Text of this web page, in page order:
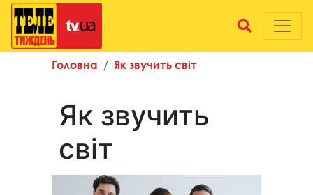
Головна Як звучить світ
Як звучить
світ